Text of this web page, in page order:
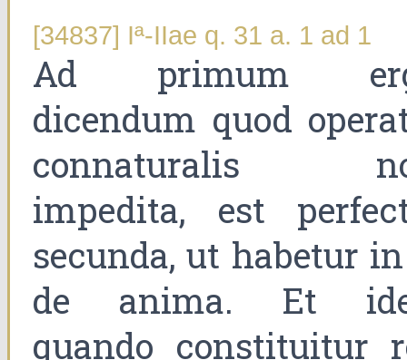
[34837] Iª-IIae q. 31 a. 1 ad 1
Ad primum
dicendum quod
connaturalis
impedita, est
secunda, ut habetur
de anima. Et
quando constituitur